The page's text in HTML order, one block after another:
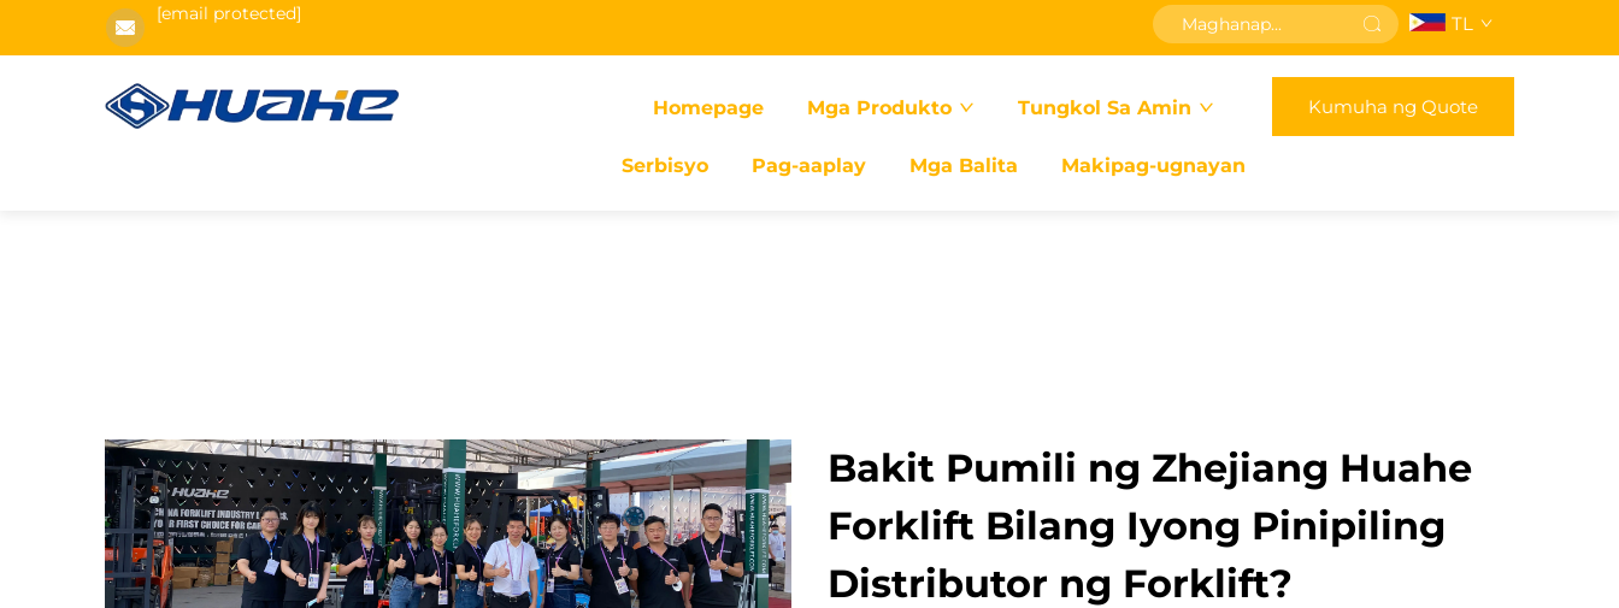
[email protected] TL
Homepage Mga Produkto Tungkol Sa Amin
Serbisyo Pag-aaplay Mga Balita Makipag-ugnayan
Kumuha ng Quote
Bakit Pumili ng Zhejiang Huahe
Forklift Bilang Iyong Pinipiling
Distributor ng Forklift?